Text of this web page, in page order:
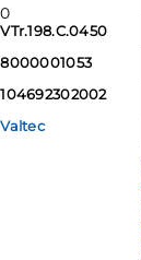
VTr.198.C.0450
8000001053
104692302002
Valtec